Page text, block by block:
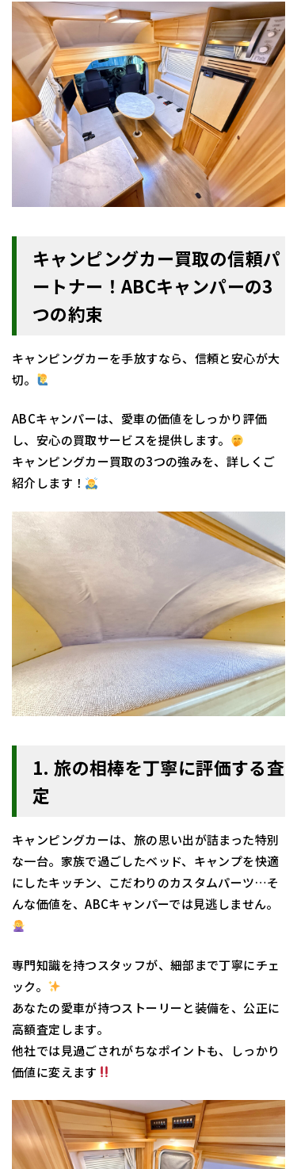
キャンピングカー買取の信頼パ
ートナー！ABCキャンパーの3
つの約束
キャンピングカーを手放すなら、信頼と安心が大
切。
ABCキャンパーは、愛車の価値をしっかり評価
し、安心の買取サービスを提供します。
キャンピングカー買取の3つの強みを、詳しくご
紹介します！
1. 旅の相棒を丁寧に評価する査
定
キャンピングカーは、旅の思い出が詰まった特別
な一台。家族で過ごしたベッド、キャンプを快適
にしたキッチン、こだわりのカスタムパーツ…そ
んな価値を、ABCキャンパーでは見逃しません。
専門知識を持つスタッフが、細部まで丁寧にチェ
ック。
あなたの愛車が持つストーリーと装備を、公正に
高額査定します。
他社では見過ごされがちなポイントも、しっかり
価値に変えます